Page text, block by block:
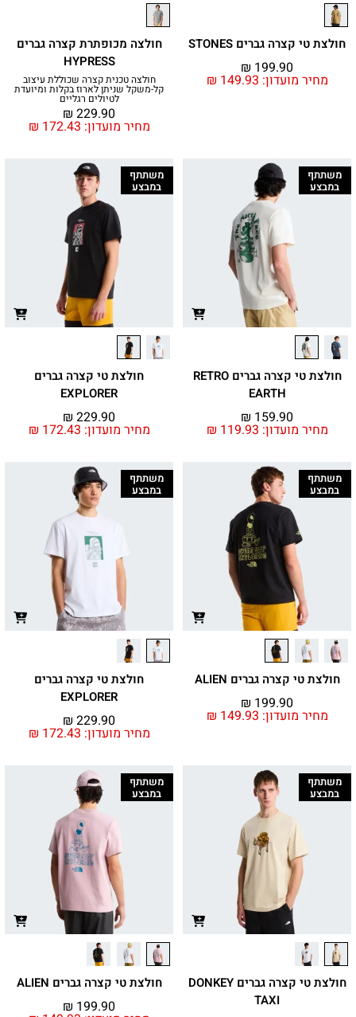
חולצת טי קצרה גברים STONES
מחיר מועדון: ₪ 149.93
₪ 199.90
חולצה מכופתרת קצרה גברים
HYPRESS
חולצה טכנית קצרה שכוללת עיצוב
קל-משקל שניתן לארוז בקלות ומיועדת
לטיולים רגליים
מחיר מועדון: ₪ 172.43
₪ 229.90
משתתף
במבצע
חולצת טי קצרה גברים RETRO
EARTH
מחיר מועדון: ₪ 119.93
₪ 159.90
משתתף
במבצע
חולצת טי קצרה גברים
EXPLORER
מחיר מועדון: ₪ 172.43
₪ 229.90
משתתף
במבצע
חולצת טי קצרה גברים ALIEN
מחיר מועדון: ₪ 149.93
₪ 199.90
משתתף
במבצע
חולצת טי קצרה גברים
EXPLORER
מחיר מועדון: ₪ 172.43
₪ 229.90
משתתף
במבצע
חולצת טי קצרה גברים DONKEY
TAXI
משתתף
במבצע
חולצת טי קצרה גברים ALIEN
₪ 199.90